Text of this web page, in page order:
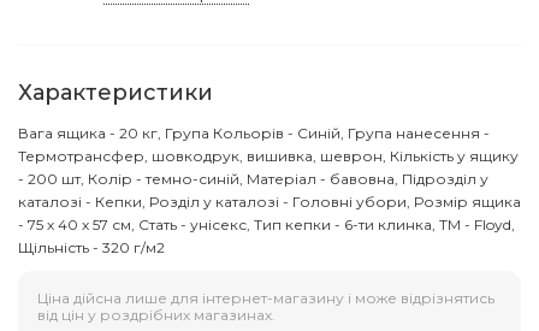
Характеристики
Вага ящика - 20 кг, Група Кольорів - Синій, Група нанесення -
Термотрансфер, шовкодрук, вишивка, шеврон, Кількість у ящику
- 200 шт, Колір - темно-синій, Матеріал - бавовна, Підрозділ у
каталозі - Кепки, Розділ у каталозі - Головні убори, Розмір ящика
- 75 х 40 х 57 см, Стать - унісекс, Тип кепки - 6-ти клинка, ТМ - Floyd,
Щільність - 320 г/м2
Ціна дійсна лише для інтернет-магазину і може відрізнятись
від цін у роздрібних магазинах.